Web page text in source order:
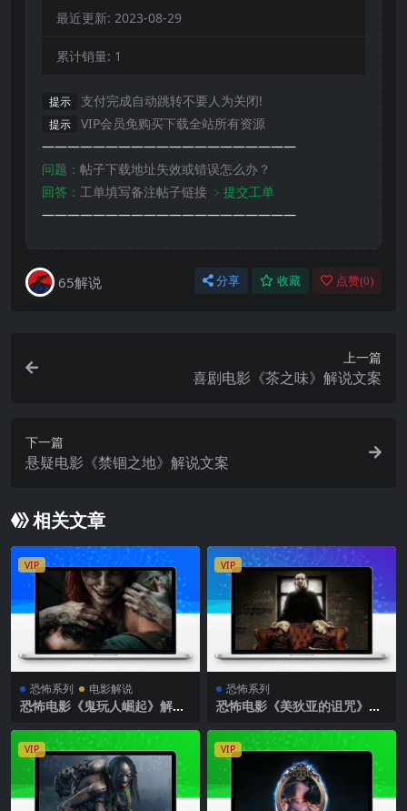
最近更新: 2023-08-29
累计销量: 1
提示 支付完成自动跳转不要人为关闭!
提示
VIP会员免购买下载全站所有资源
————————————————————
问题： 帖子下载地址失效或错误怎么办？
回答： 工单填写备注帖子链接 ﹥提交工单
————————————————————
65解说 分享 收藏 点赞(0)
上一篇
喜剧电影《茶之味》解说文案
下一篇
悬疑电影《禁锢之地》解说文案
相关文章
VIP
恐怖系列 电影解说
恐怖电影《鬼玩人崛起》解说
VIP
恐怖系列
恐怖电影《美狄亚的诅咒》解
VIP VIP